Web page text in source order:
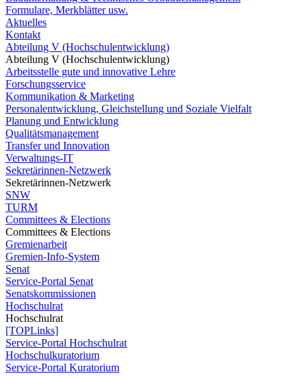
Formulare, Merkblätter usw.
Aktuelles
Kontakt
Abteilung V (Hochschulentwicklung)
Abteilung V (Hochschulentwicklung)
Arbeitsstelle gute und innovative Lehre
Forschungsservice
Kommunikation & Marketing
Personalentwicklung, Gleichstellung und Soziale Vielfalt
Planung und Entwicklung
Qualitätsmanagement
Transfer und Innovation
Verwaltungs-IT
Sekretärinnen-Netzwerk
Sekretärinnen-Netzwerk
SNW
TURM
Committees & Elections
Committees & Elections
Gremienarbeit
Gremien-Info-System
Senat
Service-Portal Senat
Senatskommissionen
Hochschulrat
Hochschulrat
[TOPLinks]
Service-Portal Hochschulrat
Hochschulkuratorium
Service-Portal Kuratorium